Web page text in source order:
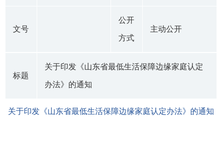
文号
公开
方式
主动公开
标题
关于印发《山东省最低生活保障边缘家庭认定
办法》的通知
关于印发《山东省最低生活保障边缘家庭认定办法》的通知